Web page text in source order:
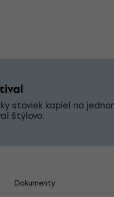
stoviek kapiel na
štýlovo.
Dokumenty